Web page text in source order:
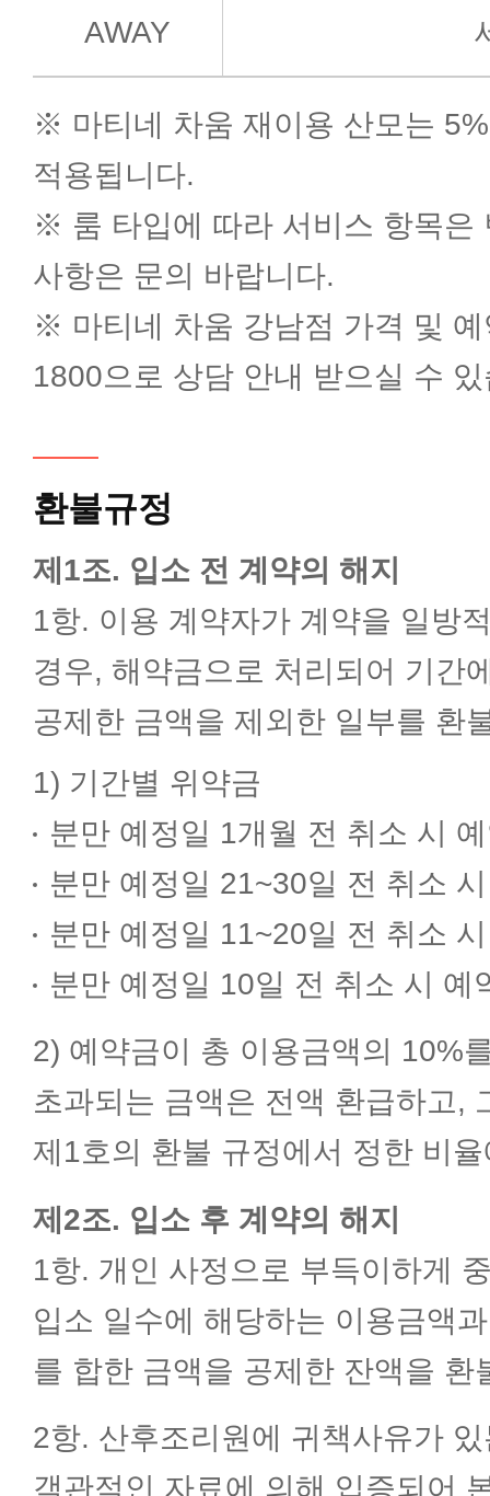
AWAY
※ 마티네 차움 재이용 산모는
적용됩니다.
※ 룸 타입에 따라 서비스 항목은
사항은 문의 바랍니다.
※ 마티네 차움 강남점 가격 및
1800으로 상담 안내 받으실 수
환불규정
제1조. 입소 전 계약의 해지
1항. 이용 계약자가 계약을 일방
경우, 해약금으로 처리되어 기간
공제한 금액을 제외한 일부를 환
1) 기간별 위약금
분만 예정일 1개월 전 취소 시
분만 예정일 21~30일 전 취소
분만 예정일 11~20일 전 취소
분만 예정일 10일 전 취소 시 예
2) 예약금이 총 이용금액의 10%
초과되는 금액은 전액 환급하고,
제1호의 환불 규정에서 정한 비
제2조. 입소 후 계약의 해지
1항. 개인 사정으로 부득이하게
입소 일수에 해당하는 이용금액
를 합한 금액을 공제한 잔액을 환
2항. 산후조리원에 귀책사유가
객관적인 자료에 의해 입증되어